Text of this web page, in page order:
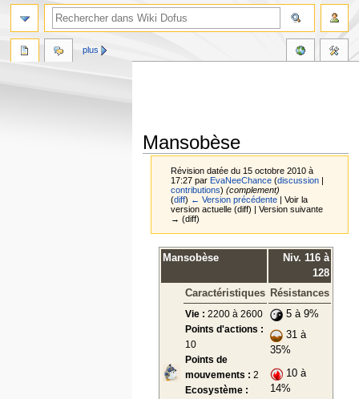
Mansobèse
Révision datée du 15 octobre 2010 à
17:27 parEvaNeeChance (discussion |
contributions) (complement)
(diff) ← Version précédente | Voir la
version actuelle (diff) | Version suivante
→ (diff)
navigation
recherche
Mansobèse
Niv. 116 à
128
Caractéristiques
Résistances
Vie : 2200 à 2600
Points d'actions :
10
Points de
mouvements : 2
Ecosystème :
5 à 9%
31 à
35%
10 à
14%
plus